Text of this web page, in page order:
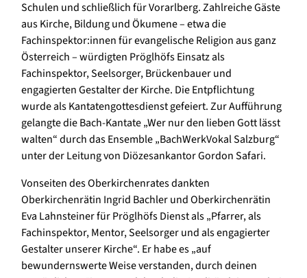
Schulen und schließlich für Vorarlberg. Zahlreiche Gäste
aus Kirche, Bildung und Ökumene – etwa die
Fachinspektor:innen für evangelische Religion aus ganz
Österreich – würdigten Pröglhöfs Einsatz als
Fachinspektor, Seelsorger, Brückenbauer und
engagierten Gestalter der Kirche. Die Entpflichtung
wurde als Kantatengottesdienst gefeiert. Zur Aufführung
gelangte die Bach-Kantate „Wer nur den lieben Gott lässt
walten“ durch das Ensemble „BachWerkVokal Salzburg“
unter der Leitung von Diözesankantor Gordon Safari.
Vonseiten des Oberkirchenrates dankten
Oberkirchenrätin Ingrid Bachler und Oberkirchenrätin
Eva Lahnsteiner für Pröglhöfs Dienst als „Pfarrer, als
Fachinspektor, Mentor, Seelsorger und als engagierter
Gestalter unserer Kirche“. Er habe es „auf
bewundernswerte Weise verstanden, durch deinen